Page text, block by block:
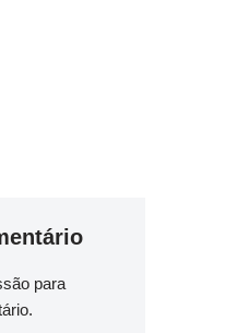
para